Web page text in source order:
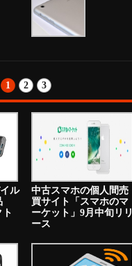
1 2 3
ル
中古スマホの個人間売
買サイト「スマホのマ
ーケット」9月中旬リリ
ース